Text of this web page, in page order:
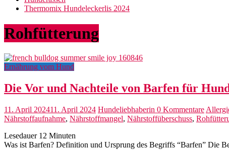
Thermomix Hundeleckerlis 2024
Rohfütterung
Ernährung vom Hund
Die Vor und Nachteile von Barfen für
11. April 202411. April 2024 Hundeliebhaberin 0 Kommentare
Nährstoffaufnahme, Nährstoffmangel, Nährstoffüberschuss,
Lesedauer 12 Minuten
Was ist Barfen? Definition und Ursprung des Begriffs “Barfen” Die